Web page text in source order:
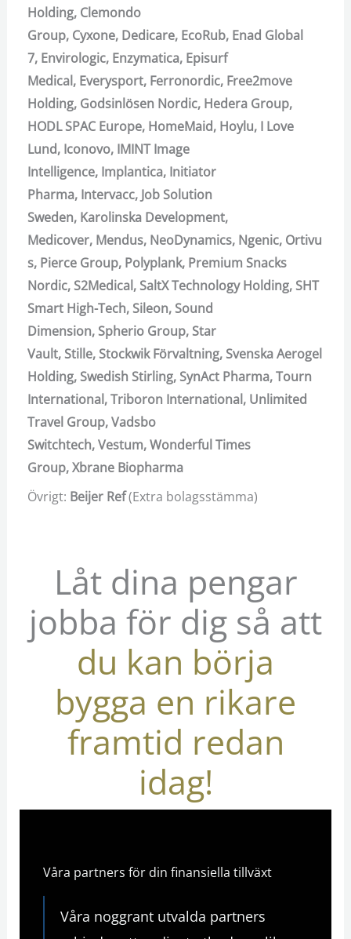
Holding, Clemondo
Group, Cyxone, Dedicare, EcoRub, Enad Global
7, Envirologic, Enzymatica, Episurf
Medical, Everysport, Ferronordic, Free2move
Holding, Godsinlösen Nordic, Hedera Group,
HODL SPAC Europe, HomeMaid, Hoylu, I Love
Lund, Iconovo, IMINT Image
Intelligence, Implantica, Initiator
Pharma, Intervacc, Job Solution
Sweden, Karolinska Development,
Medicover, Mendus, NeoDynamics, Ngenic, Ortivu
s, Pierce Group, Polyplank, Premium Snacks
Nordic, S2Medical, SaltX Technology Holding, SHT
Smart High-Tech, Sileon, Sound
Dimension, Spherio Group, Star
Vault, Stille, Stockwik Förvaltning, Svenska Aerogel
Holding, Swedish Stirling, SynAct Pharma,Tourn
International,Triboron International, Unlimited
Travel Group,Vadsbo
Switchtech,Vestum,Wonderful Times
Group,Xbrane Biopharma
Övrigt: Beijer Ref(Extra bolagsstämma)
Låt dina pengar
jobba för dig så att
du kan börja
bygga en rikare
framtid redan
idag!
Våra partners för din finansiella tillväxt
Våra noggrant utvalda partners